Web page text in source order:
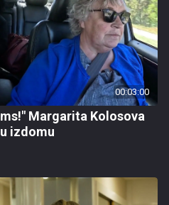
00:03:00
Margarita Kolosova
izdomu